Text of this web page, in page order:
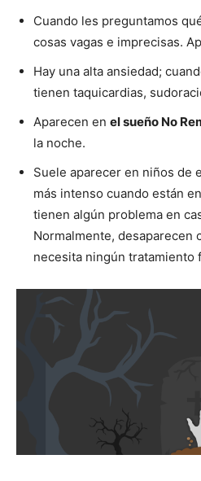
Cuando les preguntamos
cosas vagas e imprecisas.
Hay una alta ansiedad;
tienen taquicardias,
Aparecen en el sueño No
la noche.
Suele aparecer en niños de
más intenso cuando están
tienen algún problema en
Normalmente, desaparecen
necesita ningún tratamiento